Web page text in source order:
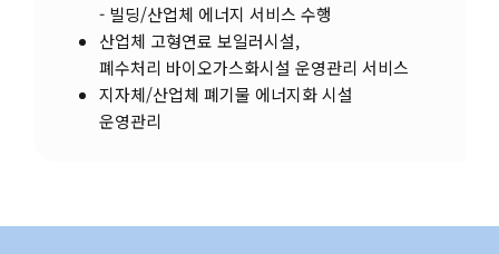
- 빌딩/산업체 에너지 서비스 수행
산업체 고형연료 보일러시설,
폐수처리 바이오가스화시설 운영관리 서비스
지자체/산업체 폐기물 에너지화 시설
운영관리